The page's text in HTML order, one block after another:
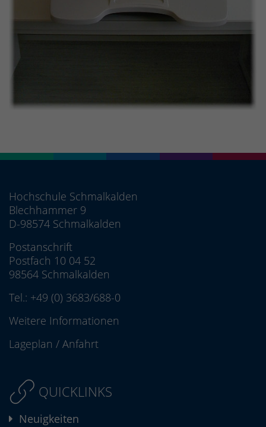
Hochschule Schmalkalden
Blechhammer 9
D-98574 Schmalkalden
Postanschrift
Postfach 10 04 52
98564 Schmalkalden
Tel.: +49 (0) 3683/688-0
Weitere Informationen
Lageplan / Anfahrt
QUICKLINKS
Neuigkeiten